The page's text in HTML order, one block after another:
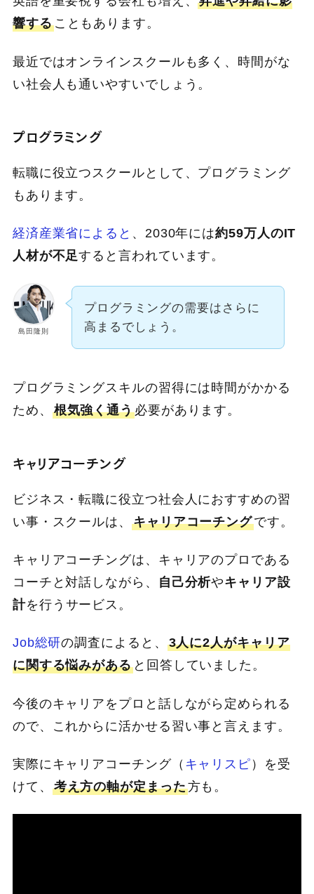
響することもあります。
最近ではオンラインスクールも多く、時間がな
い社会人も通いやすいでしょう。
プログラミング
転職に役立つスクールとして、プログラミング
もあります。
経済産業省によると 、2030年には約59万人のIT
人材が不足すると言われています。
島田隆則
プログラミングの需要はさらに
高まるでしょう。
プログラミングスキルの習得には時間がかかる
ため、 根気強く通う必要があります。
キャリアコーチング
ビジネス・転職に役立つ社会人におすすめの習
い事・スクールは、 キャリアコーチングです。
キャリアコーチングは、キャリアのプロである
コーチと対話しながら、
自己分析やキャリア設
計を行うサービス。
Job総研の調査によると、 3人に2人がキャリア
に関する悩みがあると回答していました。
今後のキャリアをプロと話しながら定められる
ので、これからに活かせる習い事と言えます。
実際にキャリアコーチング（ キャリスピ ）を受
けて、 考え方の軸が定まった方も。